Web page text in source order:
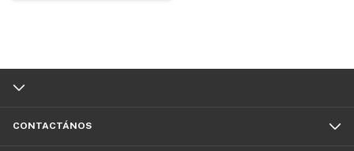
CONTACTÁNOS